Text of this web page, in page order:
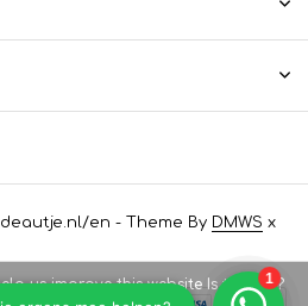
en - Theme By DMWS x
us improve this website Is this OK?